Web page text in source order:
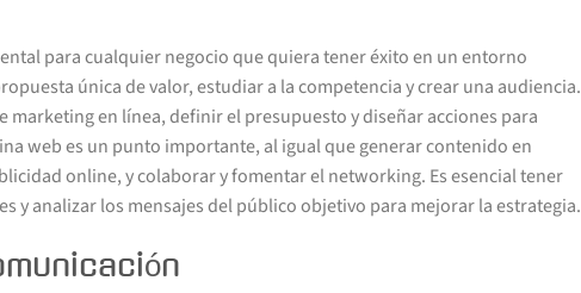
para cualquier negocio que quiera tener éxito en un entorno
única de valor, estudiar a la competencia y crear una audiencia.
marketing en línea, definir el presupuesto y diseñar acciones para
web es un punto importante, al igual que generar contenido en
online, y colaborar y fomentar el networking. Es esencial tener
y analizar los mensajes del público objetivo para mejorar la estrategia.